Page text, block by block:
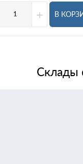
+ В
Склады